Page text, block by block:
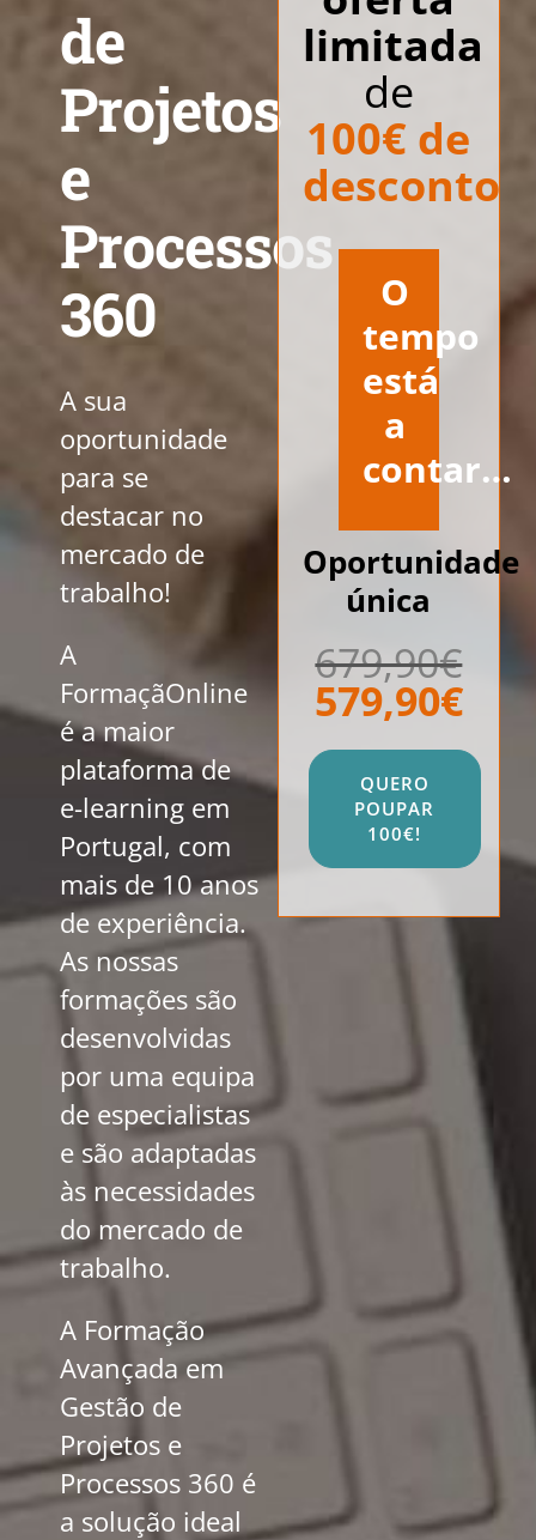
de
Projetos
e
Processos
360
A sua
oportunidade
para se
destacar no
mercado de
trabalho!
A
FormaçãOnline
é a maior
plataforma de
e-learning em
Portugal, com
mais de 10 anos
de experiência.
As nossas
formações são
desenvolvidas
por uma equipa
de especialistas
e são adaptadas
às necessidades
do mercado de
trabalho.
A Formação
Avançada em
Gestão de
Projetos e
Processos 360 é
a solução ideal
limitada
de
100€ de
desconto
O
tempo
está
a
contar…
Oportunidade
única
679,90€
579,90€
QUERO
POUPAR
100€!